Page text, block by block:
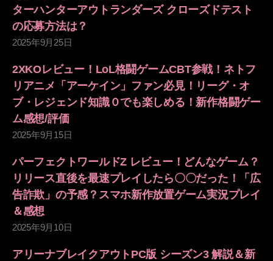
ターハンターアウトランダーズ クローズドテスト
の応募方法は？
2025年9月25日
2XKOレビュー！LoL格闘ゲームCBT参戦！ネトフ
リアニメ「アーケイン」ファン必見！リーグ・オ
ブ・レジェンド知識０でも楽しめる！新作格闘ゲー
ム感想/評価
2025年9月15日
パーフェクトワールドZ レビュー！どんなゲーム？
リリース直後を最速プレイしたら〇〇だった！「広
告詐欺」の予感？スマホ新作放置ゲーム実況プレイ
＆感想
2025年9月10日
アリーナブレイクアウトPC版 シーズン3 解説＆新